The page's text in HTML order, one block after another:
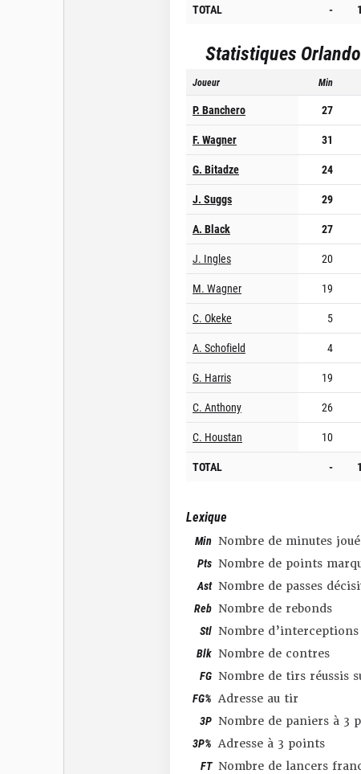
TOTAL
-
Statistiques
Joueur Min
P. Banchero 27
F. Wagner
31
G. Bitadze
24
J. Suggs
29
A. Black
27
J. Ingles
20
M. Wagner
19
C. Okeke
5
A. Schofield
4
G. Harris
19
C. Anthony
26
C. Houstan
10
TOTAL
-
Lexique
Min Nombre de minutes
Pts Nombre de points
Ast Nombre de passes
Reb Nombre de rebonds
Stl Nombre d’interceptions
Blk Nombre de contres
FG Nombre de tirs réussis
FG% Adresse au tir
3P Nombre de paniers à 3
3P% Adresse à 3 points
FT Nombre de lancers